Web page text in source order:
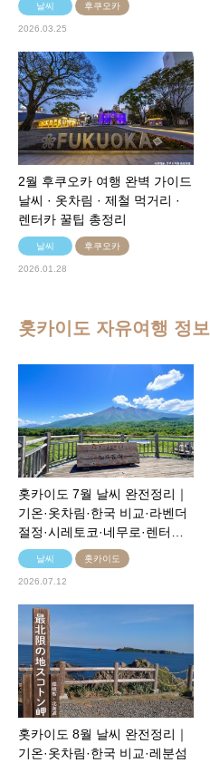
날씨 후쿠오카
2026.03.25
2월 후쿠오카 여행 완벽 가이드
날씨 · 옷차림 · 제철 먹거리 ·
렌터카 꿀팁 총정리
날씨 후쿠오카
2026.01.28
홋카이도 자유여행 정보
홋카이도 7월 날씨 완전정리｜
기온·옷차림·한국 비교·라벤더
절정·시레토코·네무로·렌터…
날씨 홋카이도
2026.07.12
홋카이도 8월 날씨 완전정리｜
기온·옷차림·한국 비교·레분섬